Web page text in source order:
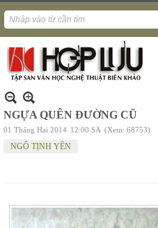
NGỰA QUÊN ĐƯỜNG CŨ
01 Tháng Hai 2014 12:00 SA (Xem: 68753)
NGÔ TỊNH YÊN